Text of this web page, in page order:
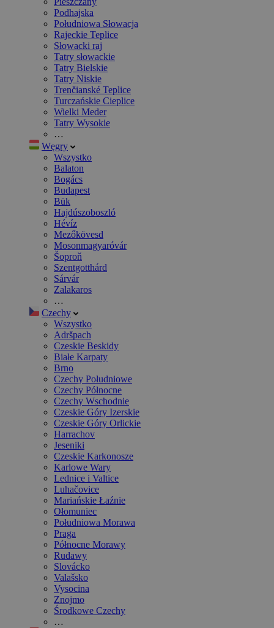
Podhajska
Południowa Słowacja
Rajeckie Teplice
Słowacki raj
Tatry słowackie
Tatry Bielskie
Tatry Niskie
Trenčianské Teplice
Turczańskie Cieplice
Wielki Meder
Tatry Wysokie
…
Węgry
Wszystko
Balaton
Bogács
Budapest
Bük
Hajdúszoboszló
Hévíz
Mezőkövesd
Mosonmagyaróvár
Šoproň
Szentgotthárd
Sárvár
Zalakaros
…
Czechy
Wszystko
Adršpach
Czeskie Beskidy
Białe Karpaty
Brno
Czechy Południowe
Czechy Północne
Czechy Wschodnie
Czeskie Góry Izerskie
Czeskie Góry Orlickie
Harrachov
Jeseniki
Czeskie Karkonosze
Karlowe Wary
Lednice i Valtice
Luhačovice
Mariańskie Łaźnie
Ołomuniec
Południowa Morawa
Praga
Północne Morawy
Rudawy
Slovácko
Valašsko
Vysocina
Znojmo
Środkowe Czechy
…